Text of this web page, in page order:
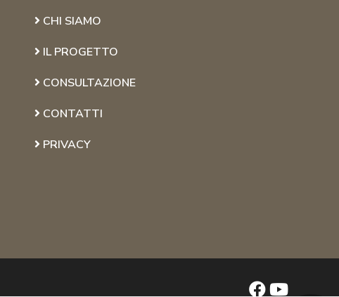
CHI SIAMO
IL PROGETTO
CONSULTAZIONE
CONTATTI
PRIVACY